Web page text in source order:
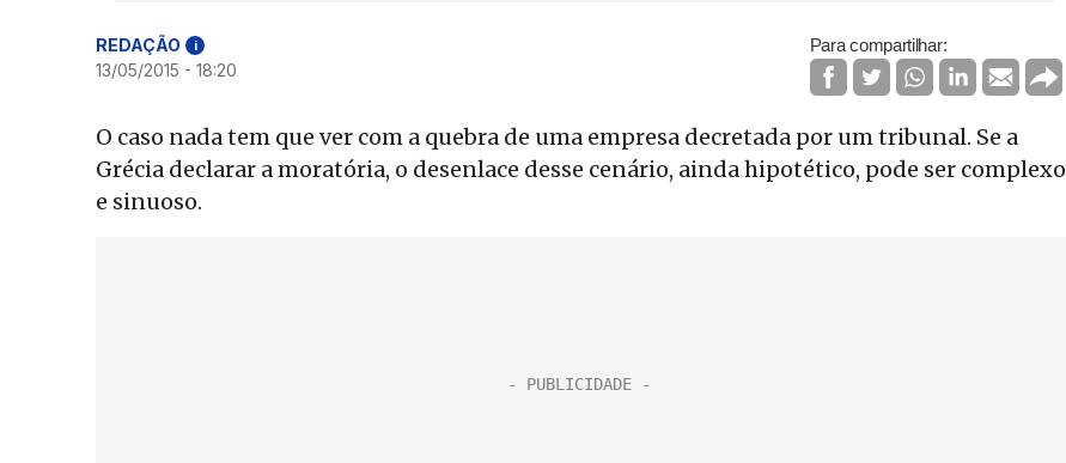
REDAÇÃO i
13/05/2015 - 18:20
Para compartilhar:
O caso nada tem que ver com a quebra de uma empresa decretada por um tribunal. Se a
Grécia declarar a moratória, o desenlace desse cenário, ainda hipotético, pode ser complexo
e sinuoso.